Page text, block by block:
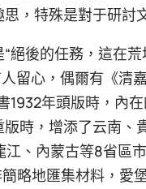
，特殊是對于研討
絕後的任務，這在
留心，偶爾有《清
年頭版時，內
時，增添了云南、
、內蒙古等8省區
略地匯集材料，愛